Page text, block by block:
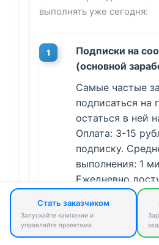
выполнять уже сегодня:
1
Подписки на
(основной
Самые частые
подписаться на
остаться в ней
Оплата: 3-15
подписку.
выполнения: 1
Ежедневно
таких заданий.
2 Лайки и
Стать заказчиком
Запускайте кампании и
управляйте проектами